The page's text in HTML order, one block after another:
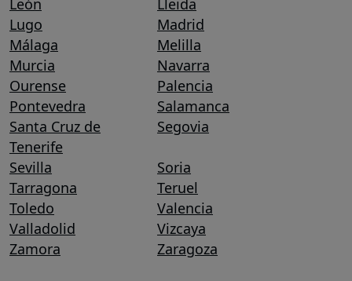
León
Lleida
Lugo
Madrid
Málaga
Melilla
Murcia
Navarra
Ourense
Palencia
Pontevedra
Salamanca
Santa Cruz de
Tenerife
Segovia
Sevilla
Soria
Tarragona
Teruel
Toledo
Valencia
Valladolid
Vizcaya
Zamora
Zaragoza